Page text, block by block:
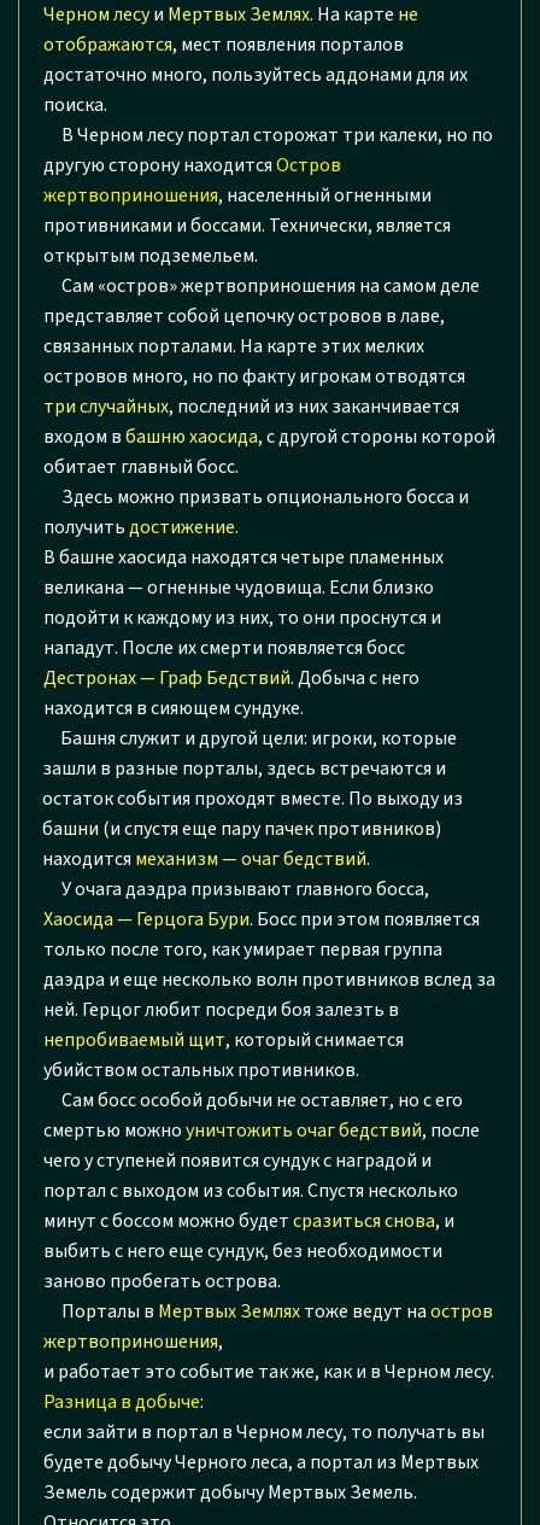
Черном лесуи Мертвых Землях. На карте не
отображаются, мест появления порталов
достаточно много, пользуйтесь аддонами для их
поиска.
В Черном лесу портал сторожат три калеки, но по
другую сторону находитсяОстров
жертвоприношения, населенный огненными
противниками и боссами. Технически, является
открытым подземельем.
Сам «остров» жертвоприношения на самом деле
представляет собой цепочку островов в лаве,
связанных порталами. На карте этих мелких
островов много, но по факту игрокам отводятся
три случайных, последний из них заканчивается
входом вбашню хаосида, с другой стороны которой
обитает главный босс.
Здесь можно призвать опционального босса и
получитьдостижение.
В башне хаосида находятся четыре пламенных
великана — огненные чудовища. Если близко
подойти к каждому из них, то они проснутся и
нападут. После их смерти появляется босс
Дестронах — Граф Бедствий. Добыча с него
находится в сияющем сундуке.
Башня служит и другой цели: игроки, которые
зашли в разные порталы, здесь встречаются и
остаток события проходят вместе. По выходу из
башни (и спустя еще пару пачек противников)
находится механизм — очаг бедствий.
У очага даэдра призывают главного босса,
Хаосида — Герцога Бури. Босс при этом появляется
только после того, как умирает первая группа
даэдра и еще несколько волн противников вслед за
ней. Герцог любит посреди боя залезть в
непробиваемый щит, который снимается
убийством остальных противников.
Сам босс особой добычи не оставляет, но с его
смертью можноуничтожить очаг бедствий, после
чего у ступеней появится сундук с наградой и
портал с выходом из события. Спустя несколько
минут с боссом можно будетсразиться снова, и
выбить с него еще сундук, без необходимости
заново пробегать острова.
Порталы в Мертвых Земляхтоже ведут наостров
жертвоприношения,
и работает это событие так же, как и в Черном лесу.
Разница в добыче:
если зайти в портал в Черном лесу, то получать вы
будете добычу Черного леса, а портал из Мертвых
Земель содержит добычу Мертвых Земель.